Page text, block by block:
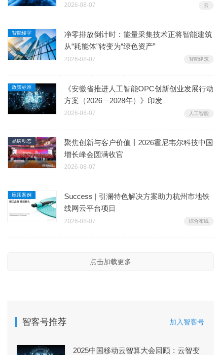
2026-08-07 云
智能楼宇
净零排放倒计时：能量采集技术正将智能建筑
从“耗能体”转变为“绿色资产”
2026-08-07 智能建筑
政策标准
《安徽省推进人工智能OPC创新创业发展行动
方案（2026—2028年）》印发
2026-08-07 人工智能
品牌动态
聚焦创新与客户价值丨2026霍尼韦尔科技中国
增长峰会圆满收官
2026-08-07
应用案例
Success | 引澜特色解决方案助力杭州市地铁
线网云平台项目
2026-08-07 综合布线
点击加载更多
智客号推荐 加入智客号
2025中国移动云智算大会回顾：云智变